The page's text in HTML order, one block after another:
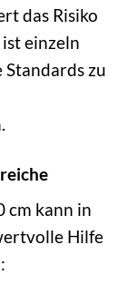
das Risiko
einzeln
zu
cm kann in
Hilfe